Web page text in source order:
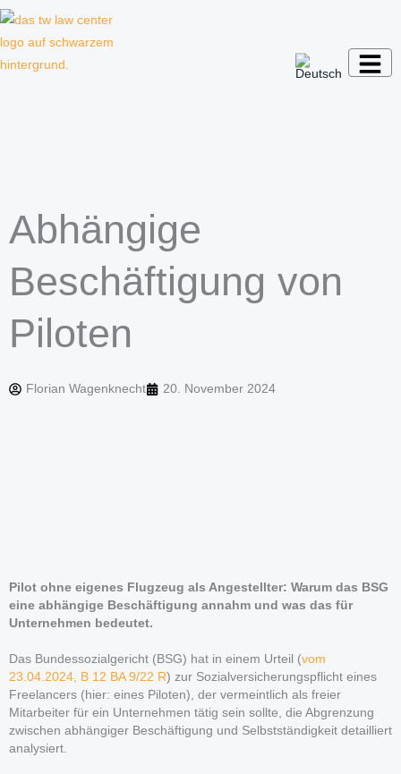
Zum
Abhängige
Beschäftigung von
Piloten
Florian Wagenknecht 20. November 2024
Pilot ohne eigenes Flugzeug als Angestellter: Warum das BSG
eine abhängige Beschäftigung annahm und was das für
Unternehmen bedeutet.
Das Bundessozialgericht (BSG) hat in einem Urteil (vom
23.04.2024, B 12 BA 9/22 R) zur Sozialversicherungspflicht eines
Freelancers (hier: eines Piloten), der vermeintlich als freier
Mitarbeiter für ein Unternehmen tätig sein sollte, die Abgrenzung
zwischen abhängiger Beschäftigung und Selbstständigkeit detailliert
analysiert.